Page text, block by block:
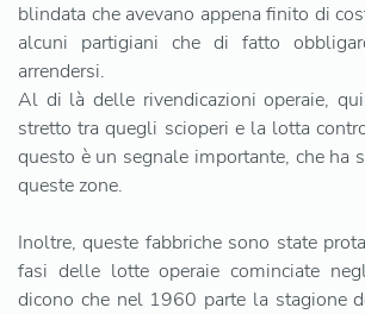
blindata che avevano appena finito di
alcuni partigiani che di fatto
arrendersi.
Al di là delle rivendicazioni operaie,
stretto tra quegli scioperi e la lotta
questo è un segnale importante, che ha
queste zone.
Inoltre, queste fabbriche sono state
fasi delle lotte operaie cominciate
dicono che nel 1960 parte la stagione